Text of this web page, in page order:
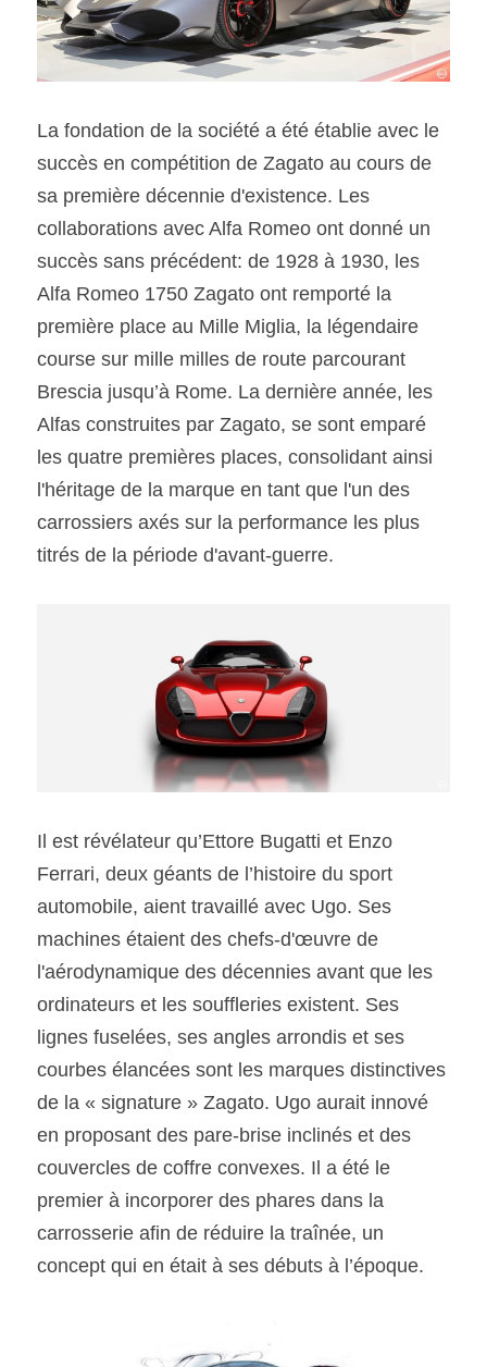
La fondation de la société a été établie avec le
succès en compétition de Zagato au cours de
sa première décennie d'existence. Les
collaborations avec Alfa Romeo ont donné un
succès sans précédent: de 1928 à 1930, les
Alfa Romeo 1750 Zagato ont remporté la
première place au Mille Miglia, la légendaire
course sur mille milles de route parcourant
Brescia jusqu’à Rome. La dernière année, les
Alfas construites par Zagato, se sont emparé
les quatre premières places, consolidant ainsi
l'héritage de la marque en tant que l'un des
carrossiers axés sur la performance les plus
titrés de la période d'avant-guerre.
Il est révélateur qu’Ettore Bugatti et Enzo
Ferrari, deux géants de l’histoire du sport
automobile, aient travaillé avec Ugo. Ses
machines étaient des chefs-d'œuvre de
l'aérodynamique des décennies avant que les
ordinateurs et les souffleries existent. Ses
lignes fuselées, ses angles arrondis et ses
courbes élancées sont les marques distinctives
de la « signature » Zagato. Ugo aurait innové
en proposant des pare-brise inclinés et des
couvercles de coffre convexes. Il a été le
premier à incorporer des phares dans la
carrosserie afin de réduire la traînée, un
concept qui en était à ses débuts à l’époque.